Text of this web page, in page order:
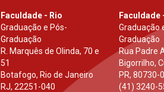
Faculdade - Rio
Graduação e Pós-
Graduação
R. Marquês de Olinda, 70 e
51
Botafogo, Rio de Janeiro
RJ,22251-040
Faculdade
Graduação
Graduação
Rua Padre
Bigorrilho,
PR, 80730-
(41) 3240-